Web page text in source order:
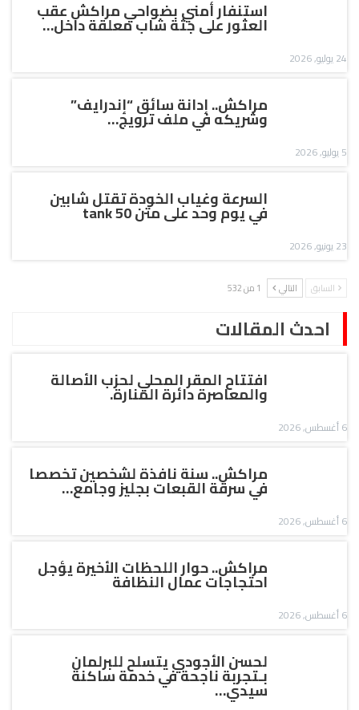
استنفار أمني بضواحي مراكش عقب
العثور على جثة شاب معلقة داخل…
24 يوليو, 2026
مراكش.. إدانة سائق “إندرايف”
وشريكه في ملف ترويج…
5 يوليو, 2026
السرعة وغياب الخودة تقتل شابين
في يوم وحد على متن tank 50
23 يونيو, 2026
السابق التالي 1 من 532
احدث المقالات
افتتاح المقر المحلي لحزب الأصالة
والمعاصرة دائرة المنارة.
6 أغسطس, 2026
مراكش.. سنة نافذة لشخصين تخصصا
في سرقة القبعات بجليز وجامع…
6 أغسطس, 2026
مراكش.. حوار اللحظات الأخيرة يؤجل
احتجاجات عمال النظافة
6 أغسطس, 2026
لحسن الأجودي يتسلح للبرلمان
بـتجربة ناجحة في خدمة ساكنة
سيدي…